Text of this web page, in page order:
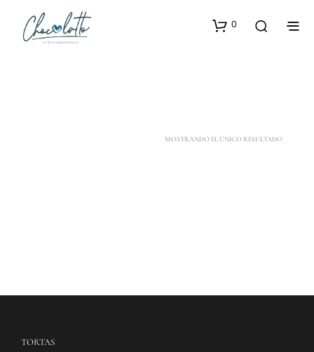
0
MOSTRANDO EL ÚNICO RESULTADO
TORTAS